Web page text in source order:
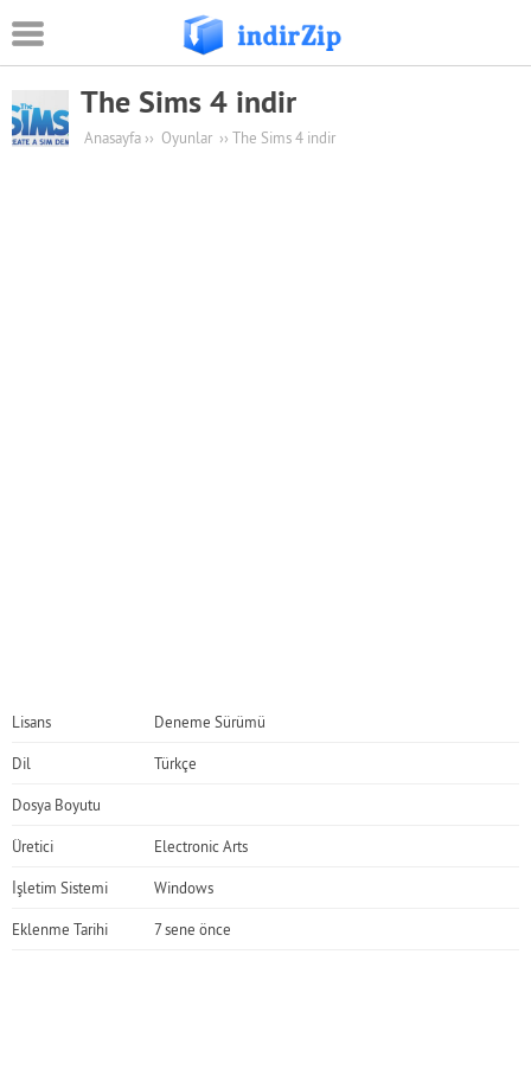
Android
Eğitim
The Sims 4 indir
Anasayfa ›› Oyunlar ›› The Sims 4 indir
Lisans Deneme Sürümü
Dil Türkçe
Dosya Boyutu
Üretici Electronic Arts
İşletim Sistemi Windows
Eklenme Tarihi 7 sene önce